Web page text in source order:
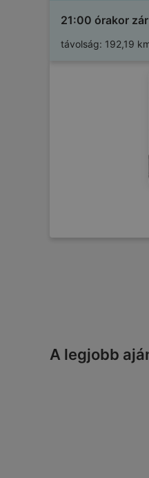
21:00 órakor zár
távolság: 192,19
A legjobb